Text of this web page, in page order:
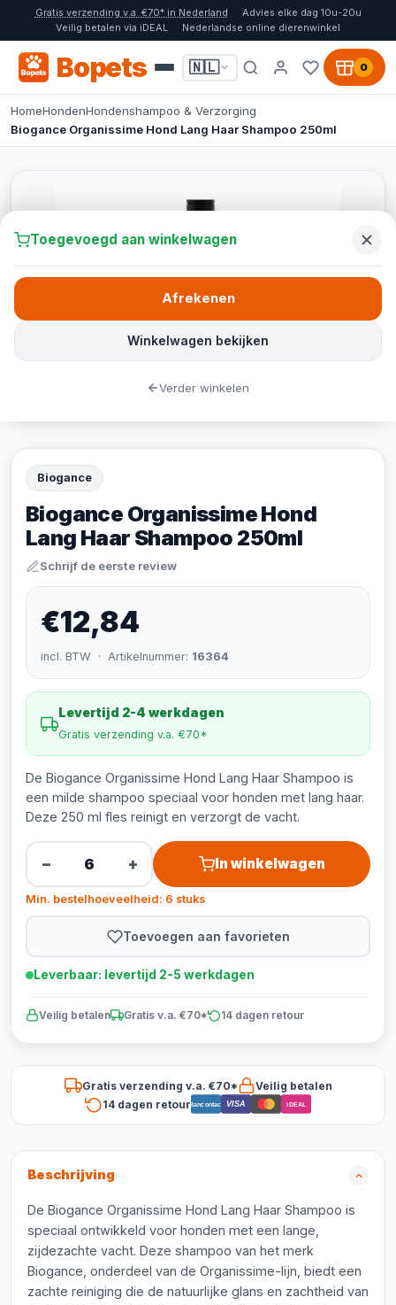
Gratis verzending v.a. €70* in Nederland
Advies elke dag 10u-20u
Veilig betalen via iDEAL
Nederlandse online dierenwinkel
Bopets 🇳🇱 0
HomeHondenHondenshampoo & Verzorging
Biogance Organissime Hond Lang Haar Shampoo 250ml
Biogance
Biogance Organissime Hond
Lang Haar Shampoo 250ml
Schrijf de eerste review
€12,84
incl. BTW · Artikelnummer: 16364
Levertijd 2-4 werkdagen
Gratis verzending v.a. €70*
De Biogance Organissime Hond Lang Haar Shampoo is
een milde shampoo speciaal voor honden met lang haar.
Deze 250 ml fles reinigt en verzorgt de vacht.
− + In winkelwagen
Min. bestelhoeveelheid: 6 stuks
Toevoegen aan favorieten
Leverbaar: levertijd 2-5 werkdagen
Veilig betalen Gratis v.a. €70* 14 dagen retour
Gratis verzending v.a. €70*
Veilig betalen
14 dagen retourBancontact VISA iDEAL
Beschrijving
De Biogance Organissime Hond Lang Haar Shampoo is
speciaal ontwikkeld voor honden met een lange,
zijdezachte vacht. Deze shampoo van het merk
Biogance, onderdeel van de Organissime-lijn, biedt een
zachte reiniging die de natuurlijke glans en zachtheid van
Toegevoegd aan winkelwagen
Winkelwagen bekijken
Afrekenen
Verder winkelen